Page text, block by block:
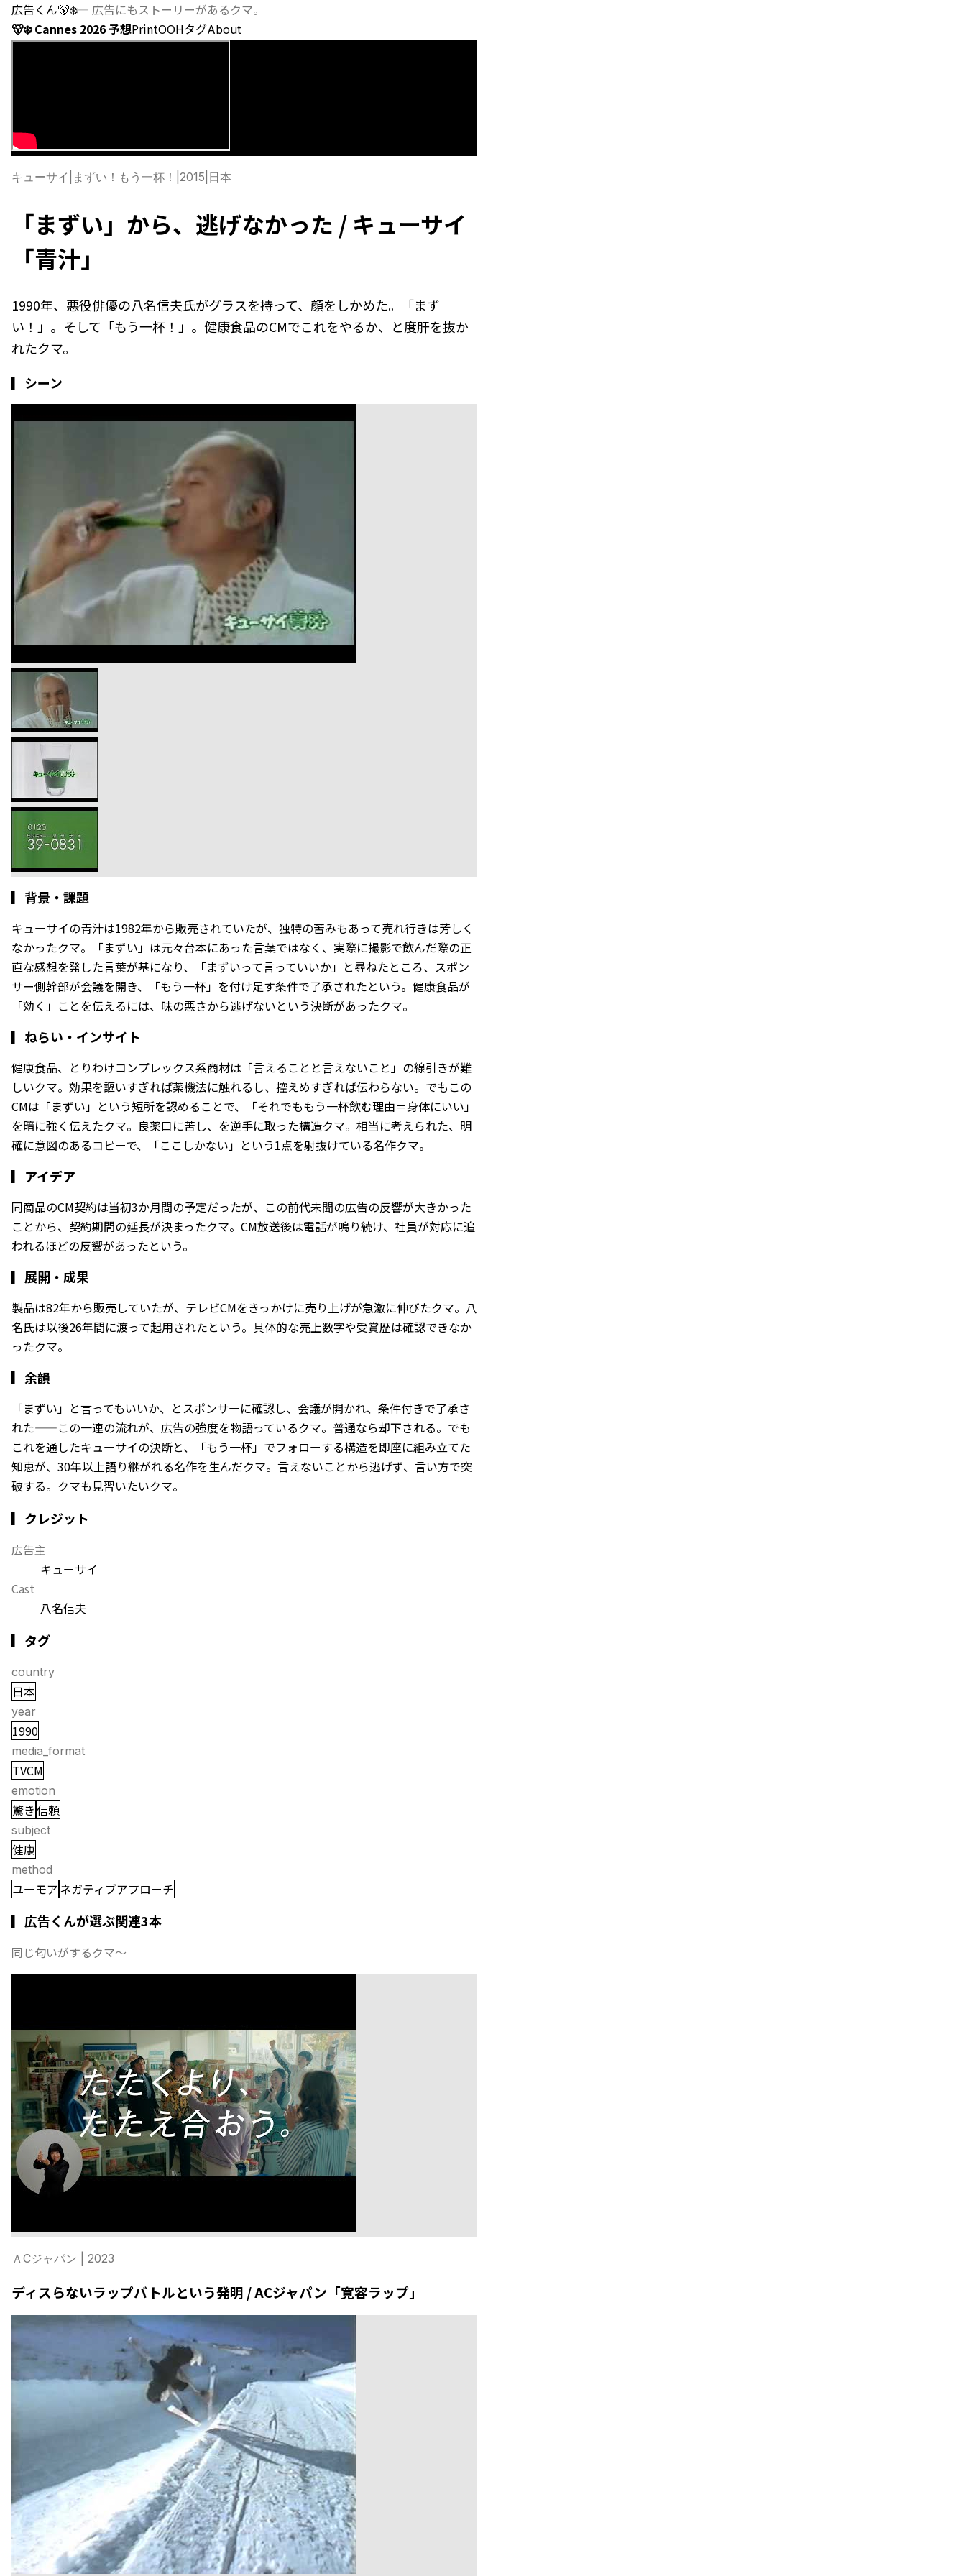
広告くん🐻‍❄️— 広告にもストーリーがあるクマ。
🐻‍❄️ Cannes 2026 予想PrintOOHタグAbout
キューサイ まずい！もう一杯！ 2015 日本
「まずい」から、逃げなかった / キューサイ
「青汁」
1990年、悪役俳優の八名信夫氏がグラスを持って、顔をしかめた。「まず
い！」。そして「もう一杯！」。健康食品のCMでこれをやるか、と度肝を抜か
れたクマ。
▎シーン
▎ 背景・課題
キューサイの青汁は1982年から販売されていたが、独特の苦みもあって売れ行きは芳しく
なかったクマ。「まずい」は元々台本にあった言葉ではなく、実際に撮影で飲んだ際の正
直な感想を発した言葉が基になり、「まずいって言っていいか」と尋ねたところ、スポン
サー側幹部が会議を開き、「もう一杯」を付け足す条件で了承されたという。健康食品が
「効く」ことを伝えるには、味の悪さから逃げないという決断があったクマ。
▎ ねらい・インサイト
健康食品、とりわけコンプレックス系商材は「言えることと言えないこと」の線引きが難
しいクマ。効果を謳いすぎれば薬機法に触れるし、控えめすぎれば伝わらない。でもこの
CMは「まずい」という短所を認めることで、「それでももう一杯飲む理由＝身体にいい」
を暗に強く伝えたクマ。良薬口に苦し、を逆手に取った構造クマ。相当に考えられた、明
確に意図のあるコピーで、「ここしかない」という1点を射抜けている名作クマ。
▎ アイデア
同商品のCM契約は当初3か月間の予定だったが、この前代未聞の広告の反響が大きかった
ことから、契約期間の延長が決まったクマ。CM放送後は電話が鳴り続け、社員が対応に追
われるほどの反響があったという。
▎ 展開・成果
製品は82年から販売していたが、テレビCMをきっかけに売り上げが急激に伸びたクマ。八
名氏は以後26年間に渡って起用されたという。具体的な売上数字や受賞歴は確認できなか
ったクマ。
▎ 余韻
「まずい」と言ってもいいか、とスポンサーに確認し、会議が開かれ、条件付きで了承さ
れた——この一連の流れが、広告の強度を物語っているクマ。普通なら却下される。でも
これを通したキューサイの決断と、「もう一杯」でフォローする構造を即座に組み立てた
知恵が、30年以上語り継がれる名作を生んだクマ。言えないことから逃げず、言い方で突
破する。クマも見習いたいクマ。
▎クレジット
広告主
キューサイ
Cast
八名信夫
▎タグ
country
日本
year
1990
media_format
TVCM
emotion
驚き信頼
subject
健康
method
ユーモアネガティブアプローチ
▎広告くんが選ぶ関連3本
同じ匂いがするクマ〜
ＡCジャパン | 2023
ディスらないラップバトルという発明 / ACジャパン「寛容ラップ」